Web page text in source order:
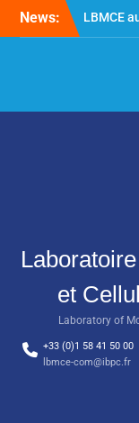
News:
LBMCE
LBMCE
l’équipe
et
Laboratory of
+33 (0)1 58 41 50 00
lbmce-com@ibpc.fr